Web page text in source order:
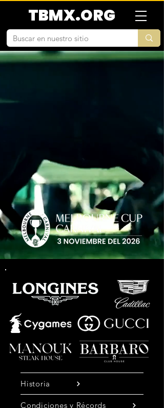
TBMX.ORG
Historia
Condiciones y Récords